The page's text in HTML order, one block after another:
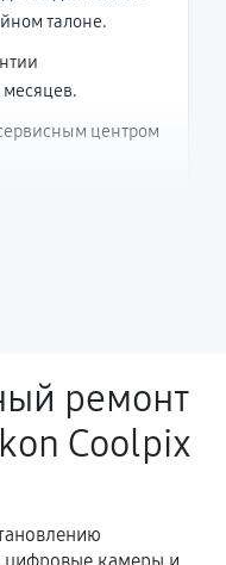
талоне.
месяцев.
центром
случаем
при
течение
заявленным
ремонт
Coolpix